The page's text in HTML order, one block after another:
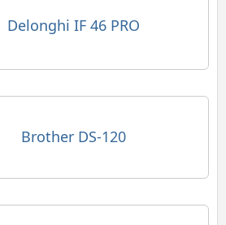
Delonghi IF 46 PRO
Brother DS-120